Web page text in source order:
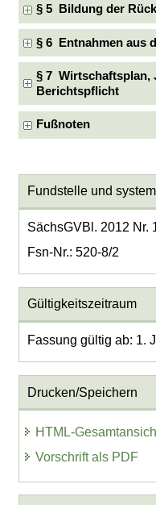
§ 5 Bildung der
§ 6 Entnahmen aus
§ 7 Wirtschaftsplan,
Berichtspflicht
Fußnoten
Fundstelle und
SächsGVBl. 2012 Nr.
Fsn-Nr.: 520-8/2
Gültigkeitszeitraum
Fassung gültig ab: 1.
Drucken/Speichern
HTML-
Vorschrift als PDF